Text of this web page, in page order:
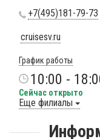
+7(495)181-79-73
cruisesv.ru
График работы
10:00 -
Сейчас открыто
Еще филиалы